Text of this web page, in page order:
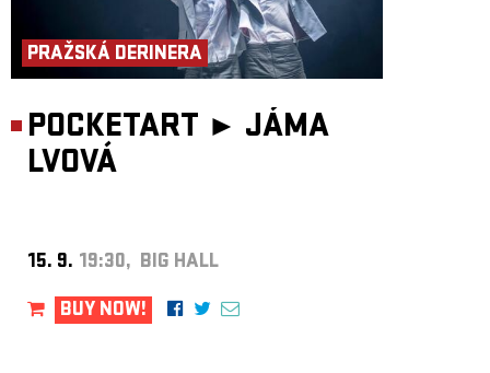
PRAŽSKÁ DERINERA
POCKETART ► JÁMA
LVOVÁ
15. 9. 19:30, BIG HALL
BUY NOW!